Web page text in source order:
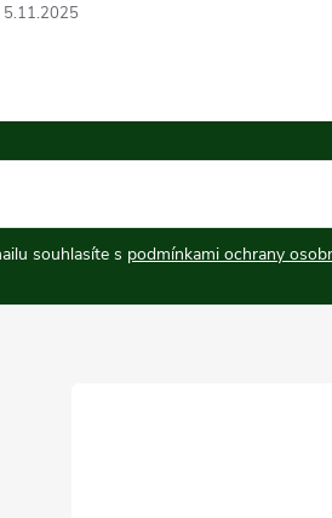
5.11.2025
souhlasíte s podmínkami ochrany